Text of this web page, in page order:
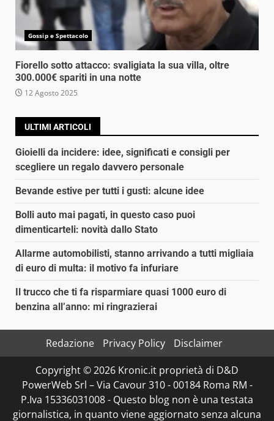
Gossip e Spettacolo
Fiorello sotto attacco: svaligiata la sua villa, oltre
300.000€ spariti in una notte
12 Agosto 2025
ULTIMI ARTICOLI
Gioielli da incidere: idee, significati e consigli per
scegliere un regalo davvero personale
Bevande estive per tutti i gusti: alcune idee
Bolli auto mai pagati, in questo caso puoi
dimenticarteli: novità dallo Stato
Allarme automobilisti, stanno arrivando a tutti migliaia
di euro di multa: il motivo fa infuriare
Il trucco che ti fa risparmiare quasi 1000 euro di
benzina all’anno: mi ringrazierai
Redazione Privacy Policy
Disclaimer
Copyright © 2026 Kronic.it proprietà di D&D
PowerWeb Srl – Via Cavour 310 - 00184 Roma RM -
P.Iva 15336031008 - Questo blog non è una testata
giornalistica, in quanto viene aggiornato senza alcuna